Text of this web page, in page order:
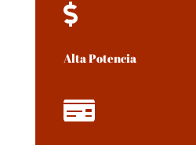

Alta Potencia
